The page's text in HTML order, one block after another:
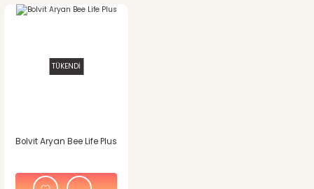
TÜKENDİ
Bolvit Aryan Bee Life Plus